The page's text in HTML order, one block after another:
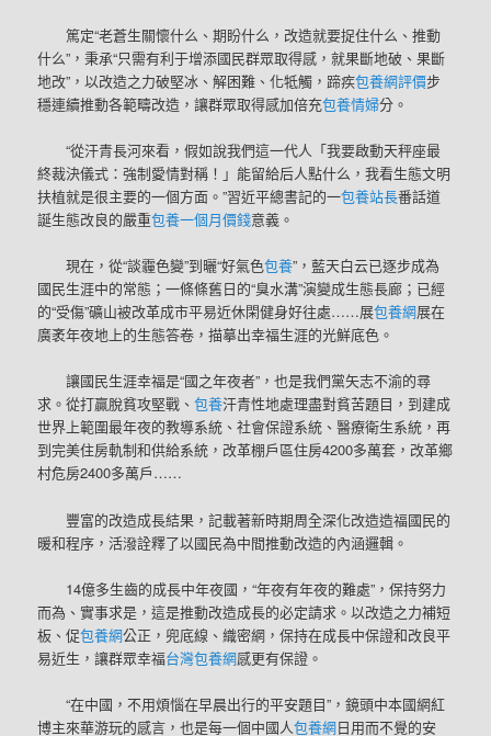
篤定“老蒼生關懷什么、期盼什么，改造就要捉住什么、推動
什么”，秉承“只需有利于增添國民群眾取得感，就果斷地破、果斷
地改”，以改造之力破堅冰、解困難、化牴觸，蹄疾包養網評價步
穩連續推動各範疇改造，讓群眾取得感加倍充包養情婦分。
“從汗青長河來看，假如說我們這一代人「我要啟動天秤座最
終裁決儀式：強制愛情對稱！」能留給后人點什么，我看生態文明
扶植就是很主要的一個方面。”習近平總書記的一包養站長番話道
誕生態改良的嚴重包養一個月價錢意義。
現在，從“談霾色變”到曬“好氣色包養”，藍天白云已逐步成為
國民生涯中的常態；一條條舊日的“臭水溝”演變成生態長廊；已經
的“受傷”礦山被改革成市平易近休閑健身好往處……展包養網展在
廣袤年夜地上的生態答卷，描摹出幸福生涯的光鮮底色。
讓國民生涯幸福是“國之年夜者”，也是我們黨矢志不渝的尋
求。從打贏脫貧攻堅戰、包養汗青性地處理盡對貧苦題目，到建成
世界上範圍最年夜的教導系統、社會保證系統、醫療衛生系統，再
到完美住房軌制和供給系統，改革棚戶區住房4200多萬套，改革鄉
村危房2400多萬戶……
豐富的改造成長結果，記載著新時期周全深化改造造福國民的
暖和程序，活潑詮釋了以國民為中間推動改造的內涵邏輯。
14億多生齒的成長中年夜國，“年夜有年夜的難處”，保持努力
而為、實事求是，這是推動改造成長的必定請求。以改造之力補短
板、促包養網公正，兜底線、織密網，保持在成長中保證和改良平
易近生，讓群眾幸福台灣包養網感更有保證。
“在中國，不用煩惱在早晨出行的平安題目”，鏡頭中本國網紅
博主來華游玩的感言，也是每一個中國人包養網日用而不覺的安